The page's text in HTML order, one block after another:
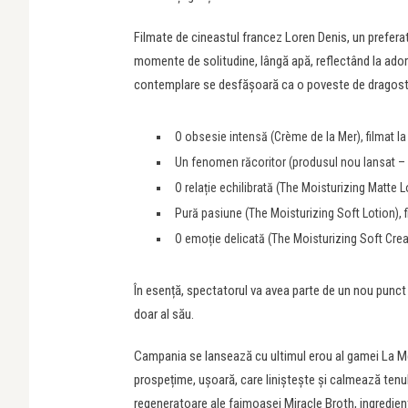
Filmate de cineastul francez Loren Denis, un
momente de solitudine, lângă apă, reflectând la
contemplare se desfășoară ca o poveste de
O obsesie intensă (Crème de la Mer), filmat
Un fenomen răcoritor (produsul nou lansat
O relație echilibrată (The Moisturizing Matte
Pură pasiune (The Moisturizing Soft Lotion),
O emoție delicată (The Moisturizing Soft
În esență, spectatorul va avea parte de un nou
doar al său.
Campania se lansează cu ultimul erou al gamei La
prospețime, ușoară, care liniștește și calmează
regeneratoare ale faimoasei Miracle Broth,